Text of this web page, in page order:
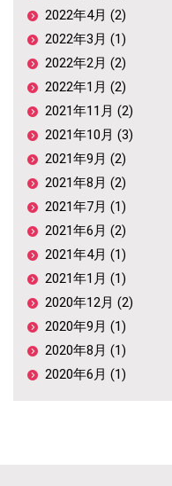
2022年4月 (2)
2022年3月 (1)
2022年2月 (2)
2022年1月 (2)
2021年11月 (2)
2021年10月 (3)
2021年9月 (2)
2021年8月 (2)
2021年7月 (1)
2021年6月 (2)
2021年4月 (1)
2021年1月 (1)
2020年12月 (2)
2020年9月 (1)
2020年8月 (1)
2020年6月 (1)